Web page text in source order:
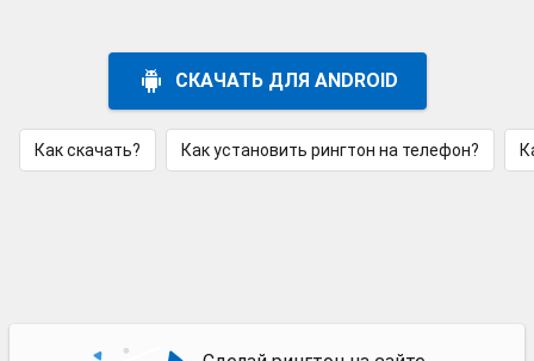
СКАЧАТЬ ДЛЯ ANDROID
Как скачать? Как установить рингтон на телефон?